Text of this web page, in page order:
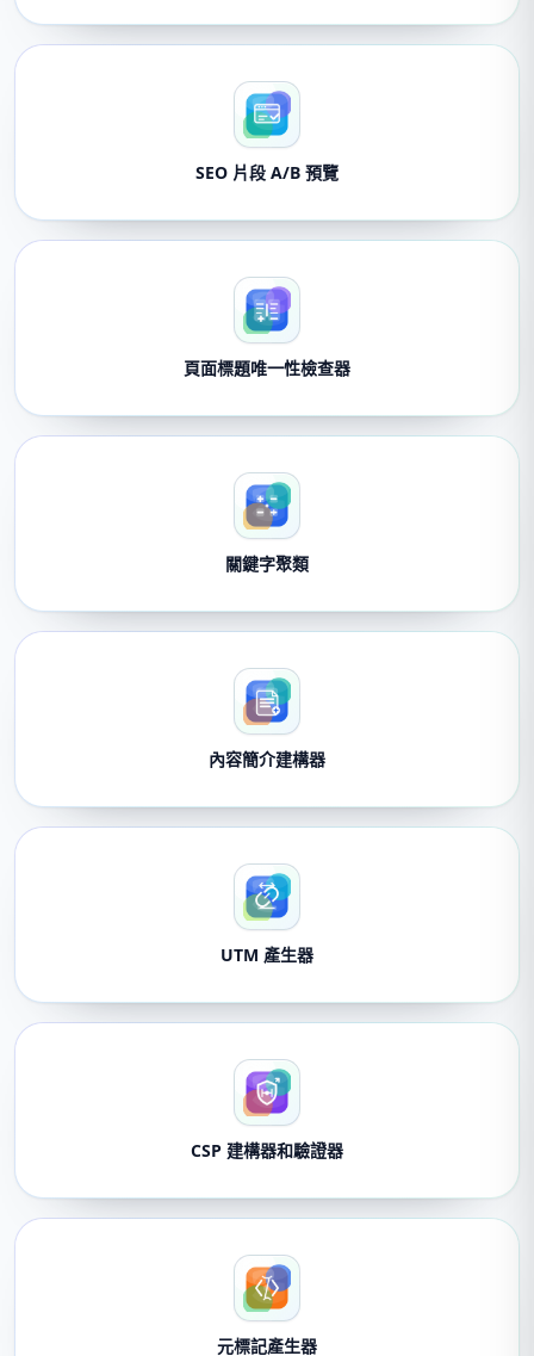
SEO 片段 A/B 預覽
頁面標題唯一性檢查器
關鍵字聚類
內容簡介建構器
UTM 產生器
CSP 建構器和驗證器
元標記產生器